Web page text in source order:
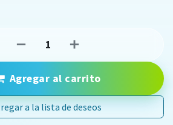
Agregar al carrito
a la lista de deseos